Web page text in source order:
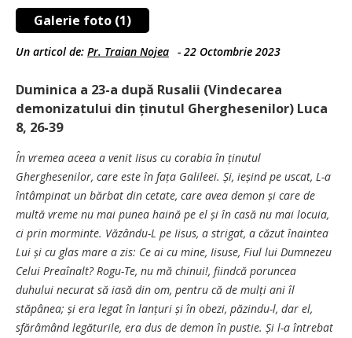
Galerie foto (1)
Un articol de: Pr. Traian Nojea - 22 Octombrie 2023
Duminica a 23-a după Rusalii (Vindecarea
demonizatului din ținutul Gherghesenilor) Luca
8, 26-39
În vremea aceea a venit Iisus cu corabia în ținutul
Gherghesenilor, care este în fața Galileei. Și, ieșind pe uscat, L-a
întâmpinat un bărbat din cetate, care avea demon și care de
multă vreme nu mai punea haină pe el și în casă nu mai locuia,
ci prin morminte. Văzându-L pe Iisus, a strigat, a căzut înaintea
Lui și cu glas mare a zis: Ce ai cu mine, Iisuse, Fiul lui Dumnezeu
Celui Preaînalt? Rogu-Te, nu mă chinui!, fiindcă poruncea
duhului necurat să iasă din om, pentru că de mulți ani îl
stăpânea; și era legat în lanțuri și în obezi, păzindu-l, dar el,
sfărâmând legăturile, era dus de demon în pustie. Și l-a întrebat